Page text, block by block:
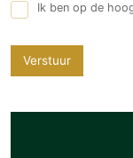
Ik ben op de
Verstuur